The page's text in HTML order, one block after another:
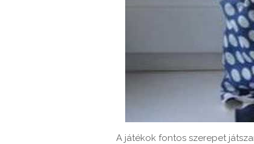
A játékok fontos szerepet